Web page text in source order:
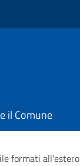
il Comune
formati all'estero